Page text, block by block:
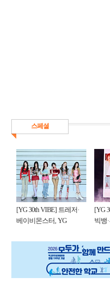
스페셜
[YG 30th VIBE] 트레저·
베이비몬스터, YG
[YG
빅뱅